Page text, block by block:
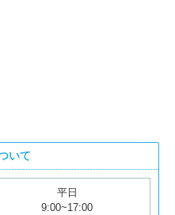
いて
平日
9:00~17:00